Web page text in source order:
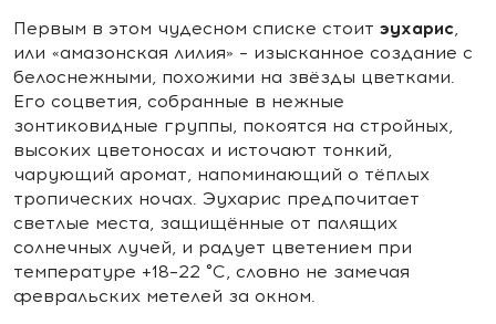
Первым в этом чудесном списке стоит эухарис,
или «амазонская лилия» – изысканное создание с
белоснежными, похожими на звёзды цветками.
Его соцветия, собранные в нежные
зонтиковидные группы, покоятся на стройных,
высоких цветоносах и источают тонкий,
чарующий аромат, напоминающий о тёплых
тропических ночах. Эухарис предпочитает
светлые места, защищённые от палящих
солнечных лучей, и радует цветением при
температуре +18–22 °C, словно не замечая
февральских метелей за окном.